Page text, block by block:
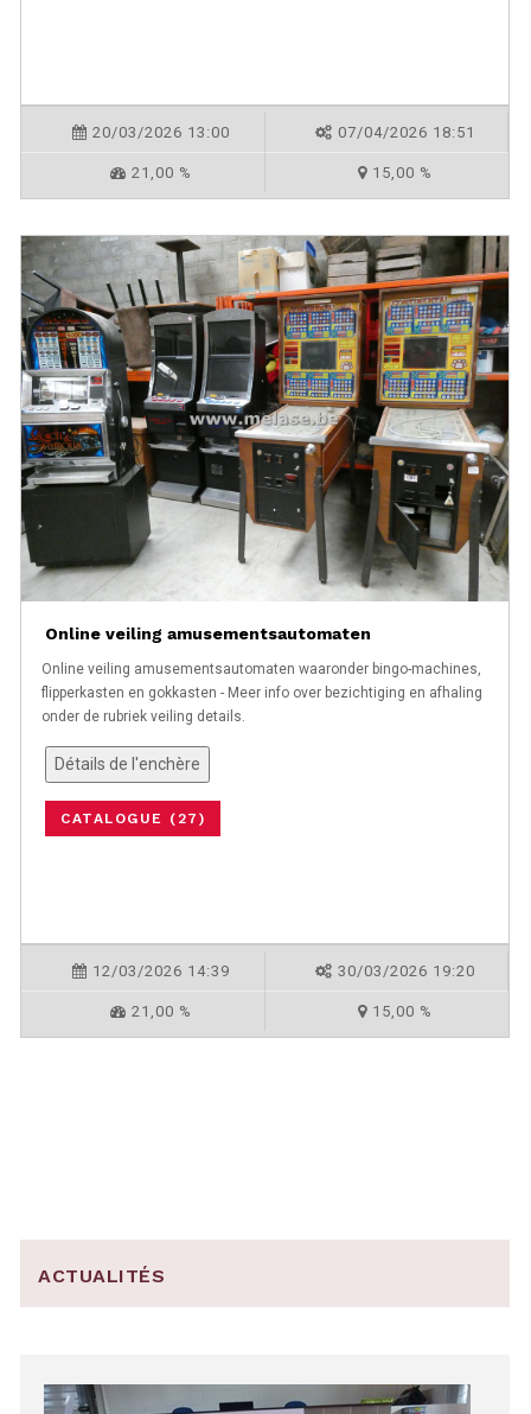
20/03/2026 13:00 07/04/2026 18:51
21,00 % 15,00 %
Online veiling amusementsautomaten
Online veiling amusementsautomaten waaronder bingo-machines,
flipperkasten en gokkasten - Meer info over bezichtiging en afhaling
onder de rubriek veiling details.
Détails de l'enchère
CATALOGUE (27)
12/03/2026 14:39 30/03/2026 19:20
21,00 % 15,00 %
ACTUALITÉS